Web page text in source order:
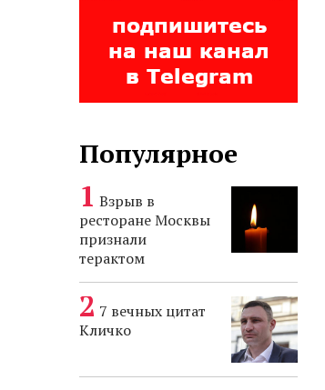
Популярное
Взрыв в
ресторане Москвы
признали
терактом
7 вечных цитат
Кличко